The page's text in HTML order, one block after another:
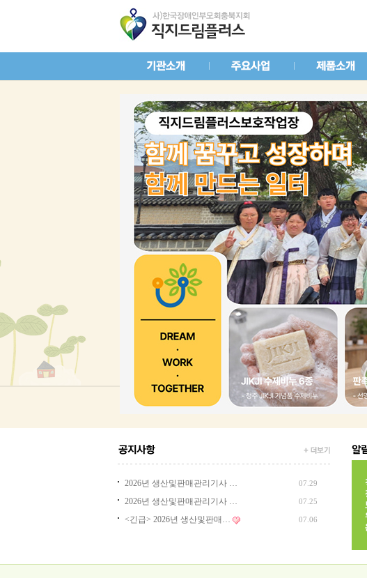
2026년 생산및판매관리기사 … 07.29
2026년 생산및판매관리기사 … 07.25
<긴급> 2026년 생산및판매… 07.06